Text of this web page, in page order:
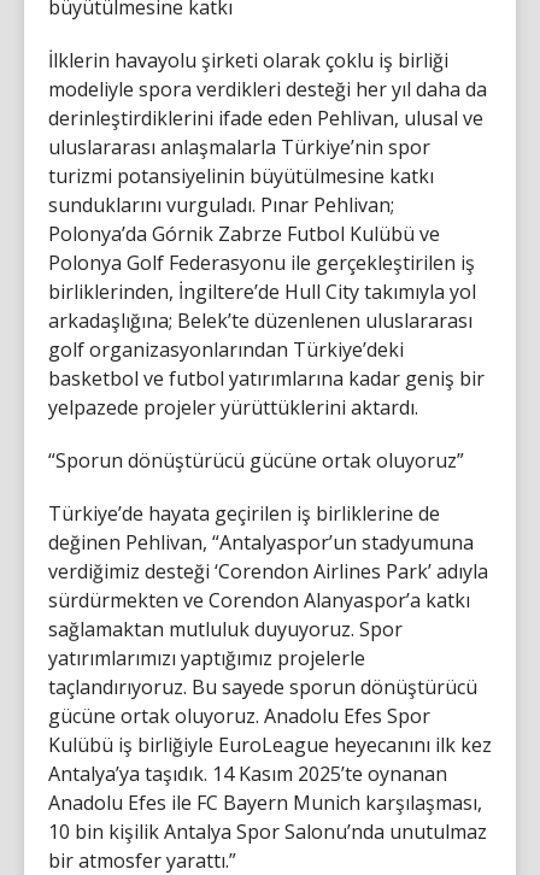
büyütülmesine katkı
İlklerin havayolu şirketi olarak çoklu iş birliği
modeliyle spora verdikleri desteği her yıl daha da
derinleştirdiklerini ifade eden Pehlivan, ulusal ve
uluslararası anlaşmalarla Türkiye’nin spor
turizmi potansiyelinin büyütülmesine katkı
sunduklarını vurguladı. Pınar Pehlivan;
Polonya’da Górnik Zabrze Futbol Kulübü ve
Polonya Golf Federasyonu ile gerçekleştirilen iş
birliklerinden, İngiltere’de Hull City takımıyla yol
arkadaşlığına; Belek’te düzenlenen uluslararası
golf organizasyonlarından Türkiye’deki
basketbol ve futbol yatırımlarına kadar geniş bir
yelpazede projeler yürüttüklerini aktardı.
“Sporun dönüştürücü gücüne ortak oluyoruz”
Türkiye’de hayata geçirilen iş birliklerine de
değinen Pehlivan, “Antalyaspor’un stadyumuna
verdiğimiz desteği ‘Corendon Airlines Park’ adıyla
sürdürmekten ve Corendon Alanyaspor’a katkı
sağlamaktan mutluluk duyuyoruz. Spor
yatırımlarımızı yaptığımız projelerle
taçlandırıyoruz. Bu sayede sporun dönüştürücü
gücüne ortak oluyoruz. Anadolu Efes Spor
Kulübü iş birliğiyle EuroLeague heyecanını ilk kez
Antalya’ya taşıdık. 14 Kasım 2025’te oynanan
Anadolu Efes ile FC Bayern Munich karşılaşması,
10 bin kişilik Antalya Spor Salonu’nda unutulmaz
bir atmosfer yarattı.”